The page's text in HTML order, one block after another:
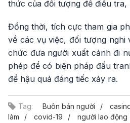
thức của đối tượng để điều
Đồng thời, tích cực tham gia
về các vụ việc, đối tượng nghi
chức đưa người xuất cảnh đi
phép để có biện pháp đấu
để hậu quả đáng tiếc xảy ra.
Tag: Buôn bán người
làm
covid-19 người lao động